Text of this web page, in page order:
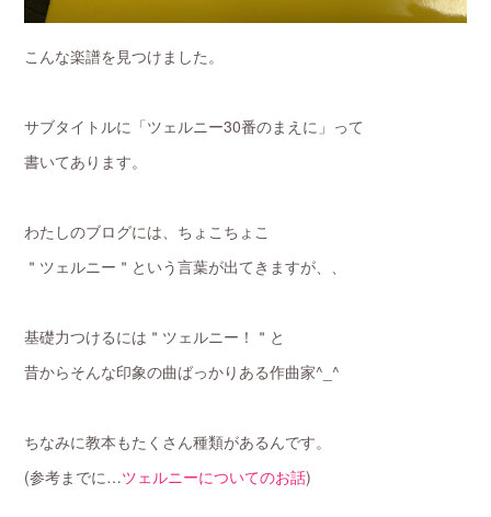
こんな楽譜を見つけました。
サブタイトルに「ツェルニー30番のまえに」って
書いてあります。
わたしのブログには、ちょこちょこ
＂ツェルニー＂という言葉が出てきますが、、
基礎力つけるには＂ツェルニー！＂と
昔からそんな印象の曲ばっかりある作曲家^_^
ちなみに教本もたくさん種類があるんです。
(参考までに…ツェルニーについてのお話)